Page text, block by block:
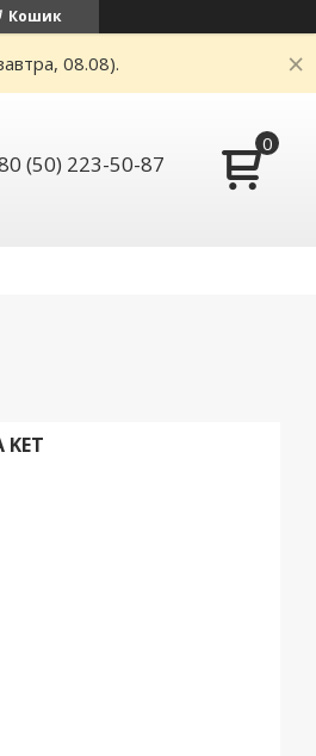
Кошик
08.08).
(50) 223-50-87